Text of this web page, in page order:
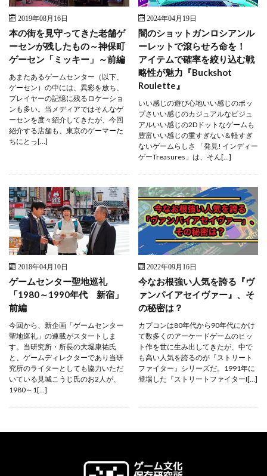
2019年08月16日
本の街を見守ってきた老舗ゲ
ーセンが残したもの～神保町
ゲーセン「ミッキー」～前編
あまたあるゲームセンター（以下、
ゲーセン）の中には、異彩を放ち、
プレイヤーの記憶に残るロケーショ
ンも多い。当メディアではそんなゲ
ーセンを度々紹介してきたが、今回
紹介する店舗も、東京のゲーマーた
ちにとっ[…]
2024年04月19日
闇のショットガンロシアンル
ーレットで滾らせろ命を！
アイテムで確率を絞り込む戦
略性が魅力『Buckshot
Roulette』
いい感じの遊び心地いい感じのポッ
プさいい感じのカジュアルなビジュ
アルいい感じの2Dドットなゲームも
豊富いい感じの重すぎない＆軽すぎ
ないゲームらしさ 「発見! インディー
ゲーTreasures」は、そん[…]
2018年04月10日
ゲームセンター聖地巡礼
「1980～1990年代 新宿」
前編
今回から、新企画「ゲームセンター
聖地巡礼」の連載がスタートしま
す。当研究所・所長の大堀康祐氏
と、ゲームディレクターであり当研
究所のライターとしても協力いただ
いている見城こうじ氏のお2人が、
1980～1[…]
2022年09月16日
今なお根強い人気を誇る『ヴ
ァンパイアセイヴァー』、そ
の秘密は？
カプコンは80年代から90年代にかけ
て数多くのアーケードゲームのヒッ
ト作を世に生み出してきたが、中で
も高い人気を誇るのが『ストリート
ファイター』シリーズだ。1991年に
登場した『ストリートファイターI[…]